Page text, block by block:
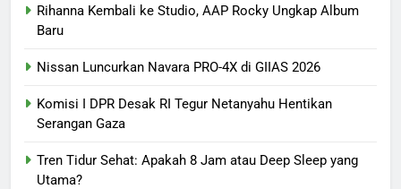
Rihanna Kembali ke Studio, AAP Rocky Ungkap Album
Baru
Nissan Luncurkan Navara PRO-4X di GIIAS 2026
Komisi I DPR Desak RI Tegur Netanyahu Hentikan
Serangan Gaza
Tren Tidur Sehat: Apakah 8 Jam atau Deep Sleep yang
Utama?